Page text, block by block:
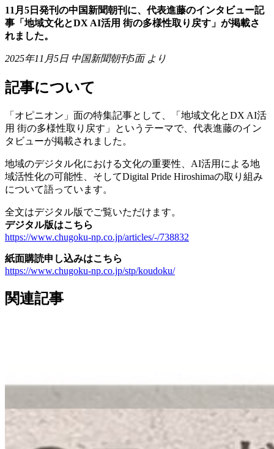
11月5日発刊の中国新聞朝刊に、代表進藤のインタビュー記
事「地域文化とDX AI活用 街の多様性取り戻す」が掲載さ
れました。
2025年11月5日 中国新聞朝刊5面 より
記事について
「オピニオン」面の特集記事として、「地域文化とDX AI活
用 街の多様性取り戻す」というテーマで、代表進藤のイン
タビューが掲載されました。
地域のデジタル化における文化の重要性、AI活用による地
域活性化の可能性、そしてDigital Pride Hiroshimaの取り組み
について語っています。
全文はデジタル版でご覧いただけます。
デジタル版はこちら
https://www.chugoku-np.co.jp/articles/-/738832
紙面購読申し込みはこちら
https://www.chugoku-np.co.jp/stp/koudoku/
関連記事
メディア掲載
中国新聞朝刊に「地場企業人を職場内訓練 AI人材